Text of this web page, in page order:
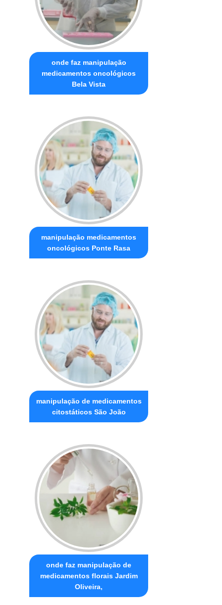
onde faz manipulação
medicamentos oncológicos
Bela Vista
manipulação medicamentos
oncológicos Ponte Rasa
manipulação de medicamentos
citostáticos São João
onde faz manipulação de
medicamentos florais Jardim
Oliveira,